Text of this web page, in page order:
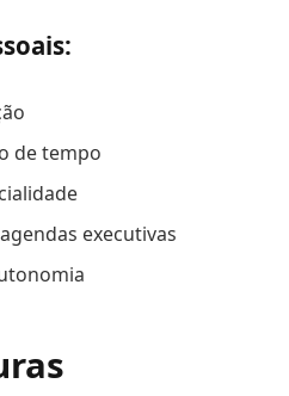
de tempo
executivas